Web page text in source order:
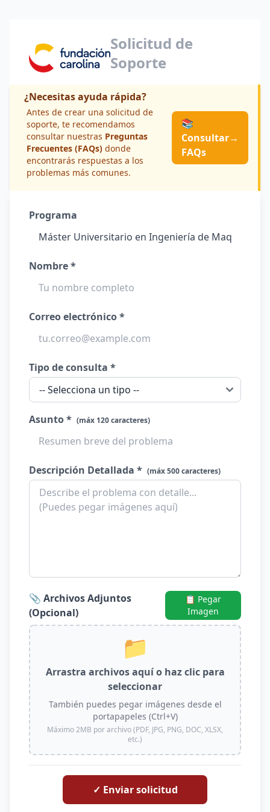
Solicitud de
Soporte
¿Necesitas ayuda rápida?
Antes de crear una solicitud de
soporte, te recomendamos
consultar nuestras Preguntas
Frecuentes (FAQs) donde
encontrarás respuestas a los
problemas más comunes.
📚
Consultar
FAQs
→
Programa
Nombre *
Correo electrónico *
Tipo de consulta *
Asunto * (máx 120 caracteres)
Descripción Detallada * (máx 500 caracteres)
📎 Archivos Adjuntos
(Opcional)
📋 Pegar
Imagen
📁
Arrastra archivos aquí o haz clic para
seleccionar
También puedes pegar imágenes desde el
portapapeles (Ctrl+V)
Máximo 2MB por archivo (PDF, JPG, PNG, DOC, XLSX,
etc.)
✓ Enviar solicitud